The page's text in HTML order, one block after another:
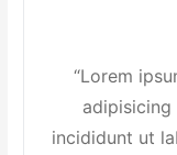
“Lorem
incididunt ut